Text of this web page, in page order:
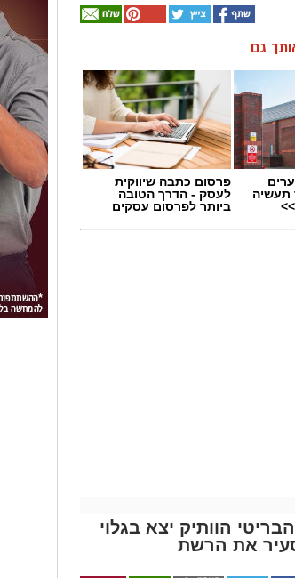
גם
תעשיה
פרסום כתבה שיווקית
לעסק - הדרך הטובה
ביותר לפרסום עסקים
הוותיק יצא בגלוי
את הרשת